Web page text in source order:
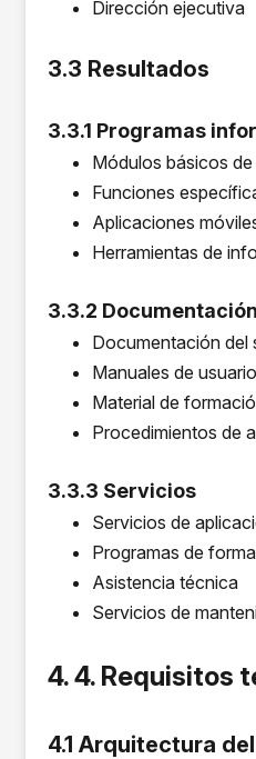
Dirección ejecutiva
3.3 Resultados
3.3.1 Programas
Módulos básicos
Funciones
Aplicaciones
Herramientas de
3.3.2 Documentación
Documentación del
Manuales de usuario
Material de
Procedimientos de
3.3.3 Servicios
Servicios de
Programas de
Asistencia técnica
Servicios de
4. 4. Requisitos
4.1 Arquitectura